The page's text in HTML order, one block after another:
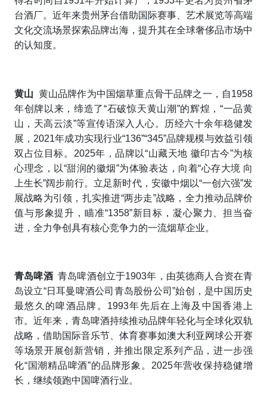
台酒厂。近年来贵州茅台借助国际赛事、艺术展览等高端
文化交流场景探索品牌出海，提升其在全球奢侈品市场中
的认知度。
黄山 黄山品牌作为中国烟草重点骨干品牌之一，自1958
年创牌以来，缔造了“石破惊天黄山潮”的辉煌，“一品黄
山，天高云淡”等宣传语深入人心。历经六十余年稳健发
展，2021年成功实现行业“136”“345”品牌规模与效益引领
双占位目标。2025年，品牌以“山藏天地 徽印古今”为核
心理念，以“甜润的徽烟”为体验表达，向着“心存大境 向
上生长”阔步前行。立足新时代，安徽中烟以“一创六强”发
展战略为引领，扎实推进“两步走”战略，全力推动品牌价
值与形象提升，瞄准“1358”新目标，凝心聚力、担当奋
进，全力争创具有核心竞争力的一流烟草企业。
青岛啤酒 青岛啤酒创立于1903年，由英德商人合资在青
岛设立“日耳曼啤酒公司青岛股份公司”始创，是中国历史
最悠久的啤酒品牌。1993年先后在上海及中国香港上
市。近年来，青岛啤酒持续推动品牌年轻化与全球化双轨
战略，借助国际音乐节、体育赛事如澳大利亚网球公开赛
等场景开展创新营销，并推出限定系列产品，进一步强
化“国潮精品啤酒”的品牌形象。2025年营收保持稳健增
长，继续领跑中国啤酒行业。